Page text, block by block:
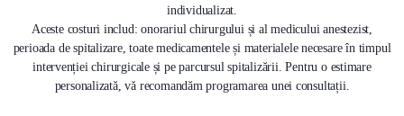
individualizat.
Aceste costuri includ: onorariul chirurgului și al medicului anestezist,
perioada de spitalizare, toate medicamentele și materialele necesare în timpul
intervenției chirurgicale și pe parcursul spitalizării. Pentru o estimare
personalizată, vă recomandăm programarea unei consultații.